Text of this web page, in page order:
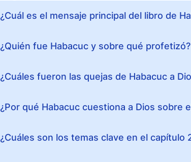
¿Cuál es el mensaje principal del libro de
¿Quién fue Habacuc y sobre qué profetizó?
¿Cuáles fueron las quejas de Habacuc a
¿Por qué Habacuc cuestiona a Dios sobre
¿Cuáles son los temas clave en el capítulo